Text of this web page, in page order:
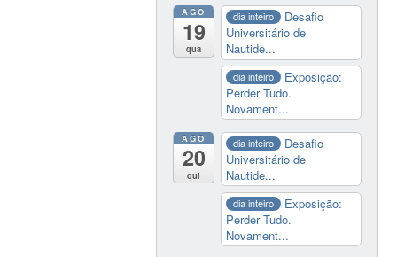
AGO
19
qua
dia inteiro
Desafio
Universitário de
Nautide...
dia inteiro
Exposição:
Perder Tudo.
Novament...
AGO
20
qui
dia inteiro
Desafio
Universitário de
Nautide...
dia inteiro
Exposição:
Perder Tudo.
Novament...